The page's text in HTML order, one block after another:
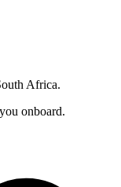
Africa.
onboard.